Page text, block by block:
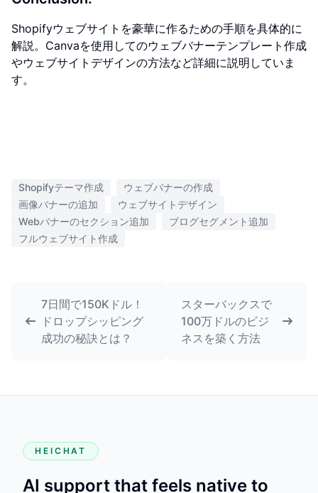
Shopifyウェブサイトを豪華に作るための手順を具体的に
解説。Canvaを使用してのウェブバナーテンプレート作成
やウェブサイトデザインの方法など詳細に説明していま
す。
Shopifyテーマ作成
ウェブバナーの作成
画像バナーの追加
ウェブサイトデザイン
Webバナーのセクション追加
ブログセグメント追加
フルウェブサイト作成
7日間で150Kドル！
ドロップシッピング
成功の秘訣とは？
スターバックスで
100万ドルのビジ
ネスを築く方法
HEICHAT
AI support that feels native to